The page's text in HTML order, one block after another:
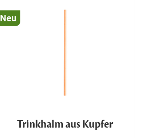
Neu
Trinkhalm aus Kupfer